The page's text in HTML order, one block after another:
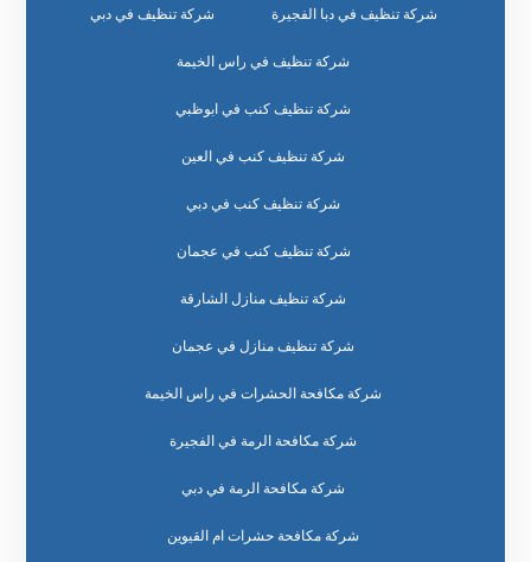
شركة تنظيف في دبا الفجيرة شركة تنظيف في دبي
شركة تنظيف في راس الخيمة
شركة تنظيف كنب في ابوظبي
شركة تنظيف كنب في العين
شركة تنظيف كنب في دبي
شركة تنظيف كنب في عجمان
شركة تنظيف منازل الشارقة
شركة تنظيف منازل في عجمان
شركة مكافحة الحشرات في راس الخيمة
شركة مكافحة الرمة في الفجيرة
شركة مكافحة الرمة في دبي
شركة مكافحة حشرات ام القيوين